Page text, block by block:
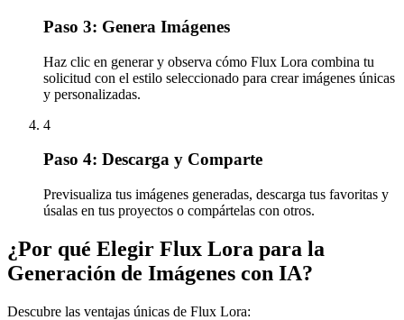
Paso 3: Genera Imágenes
Haz clic en generar y observa cómo Flux Lora combina tu
solicitud con el estilo seleccionado para crear imágenes únicas
y personalizadas.
4
Paso 4: Descarga y Comparte
Previsualiza tus imágenes generadas, descarga tus favoritas y
úsalas en tus proyectos o compártelas con otros.
¿Por qué Elegir Flux Lora para la
Generación de Imágenes con IA?
Descubre las ventajas únicas de Flux Lora: